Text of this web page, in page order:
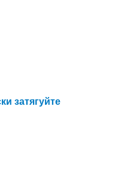
затягуйте